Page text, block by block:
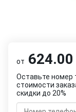
от 624.00
Оставьте номер
стоимости
скидки до 20%